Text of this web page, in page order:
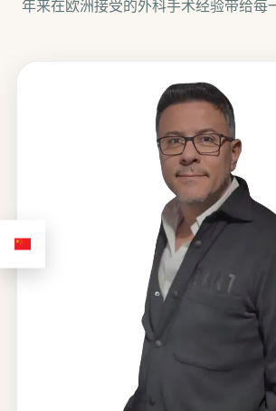
年来在欧洲接受的外科手术经验带给每